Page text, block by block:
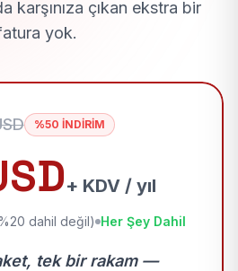
karşınıza çıkan ekstra bir
yok.
%50 İNDİRİM
+ KDV / yıl
dahil değil) Her Şey Dahil
tek bir rakam —